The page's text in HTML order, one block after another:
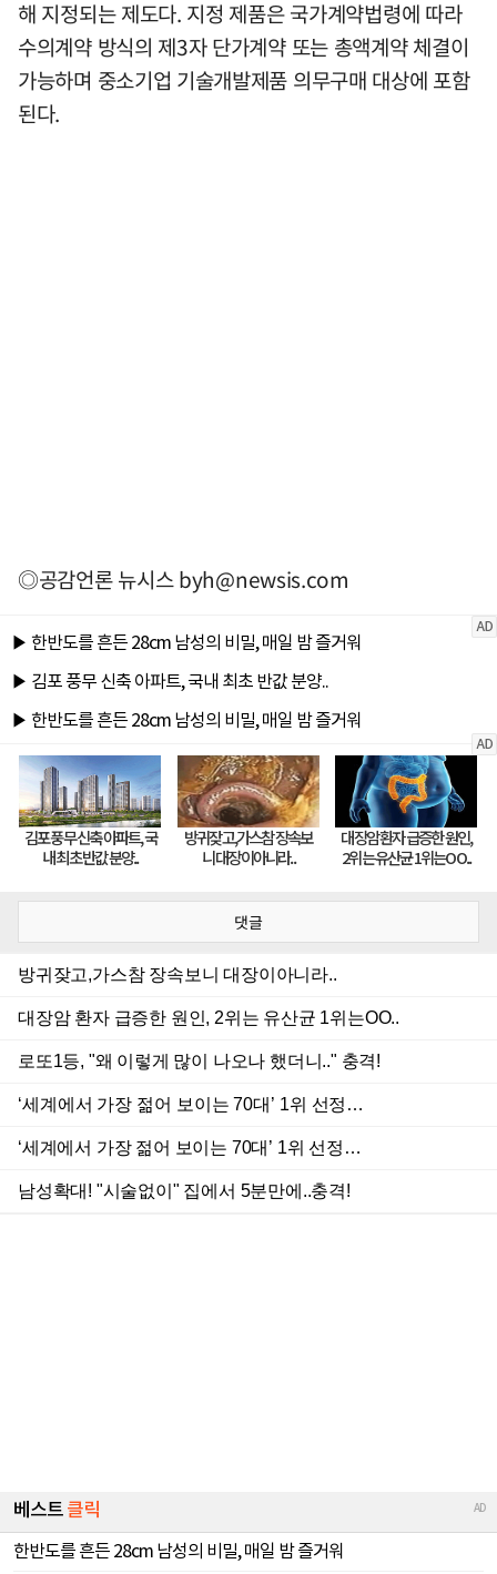
해 지정되는 제도다. 지정 제품은 국가계약법령에 따라
수의계약 방식의 제3자 단가계약 또는 총액계약 체결이
가능하며 중소기업 기술개발제품 의무구매 대상에 포함
된다.
◎공감언론 뉴시스byh@newsis.com
댓글